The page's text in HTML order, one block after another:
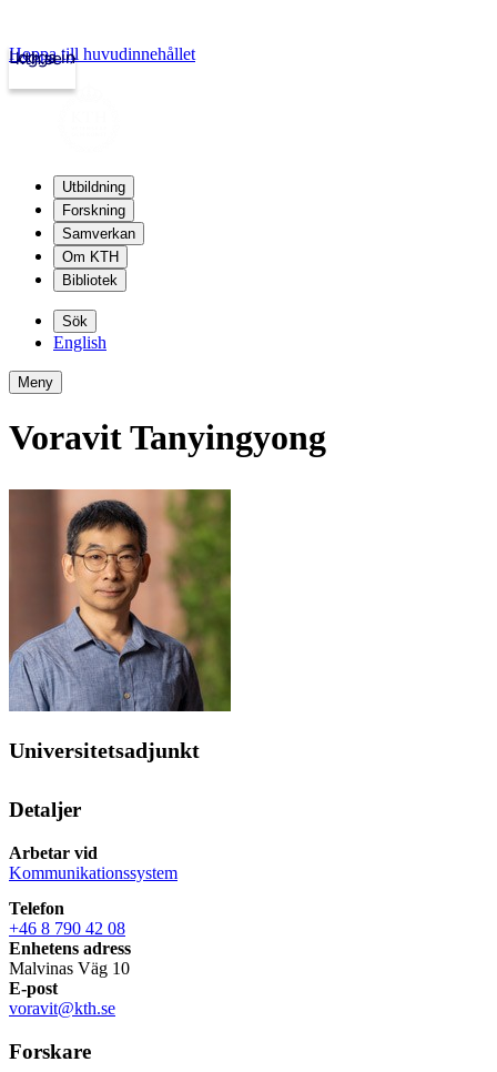
kth.se
Logga in
Hoppa till huvudinnehållet
Utbildning
Forskning
Samverkan
Om KTH
Bibliotek
Sök
English
Meny
Voravit Tanyingyong
Universitetsadjunkt
Detaljer
Arbetar vid
Kommunikationssystem
Telefon
+46 8 790 42 08
Enhetens adress
Malvinas Väg 10
E-post
voravit@kth.se
Forskare